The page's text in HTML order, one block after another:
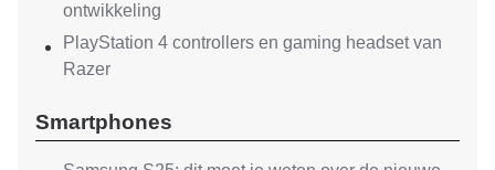
ontwikkeling
PlayStation 4 controllers en gaming headset van
Razer
Smartphones